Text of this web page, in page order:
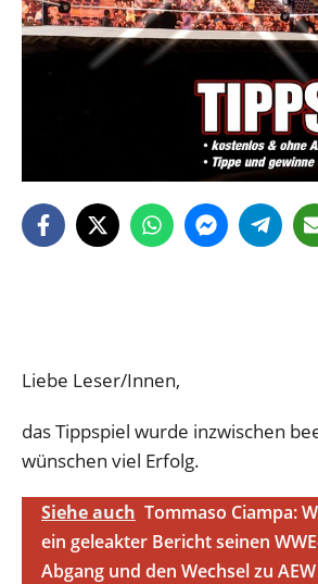
Liebe Leser/Innen,
das Tippspiel wurde inzwischen
wünschen viel Erfolg.
Siehe auch Tommaso Ciampa:
ein geleakter Bericht seinen
Abgang und den Wechsel zu AEW